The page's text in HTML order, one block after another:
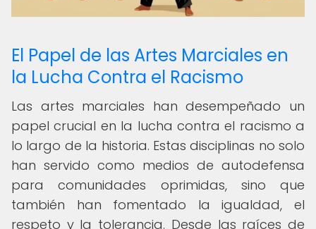
El Papel de las Artes Marciales en
la Lucha Contra el Racismo
Las artes marciales han desempeñado un
papel crucial en la lucha contra el racismo a
lo largo de la historia. Estas disciplinas no solo
han servido como medios de autodefensa
para comunidades oprimidas, sino que
también han fomentado la igualdad, el
respeto y la tolerancia. Desde las raíces de